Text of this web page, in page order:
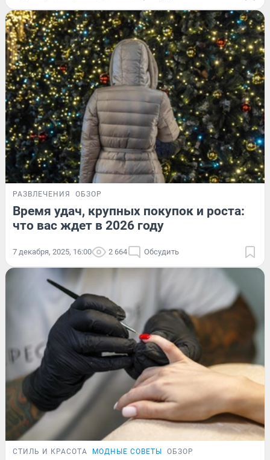
РАЗВЛЕЧЕНИЯ ОБЗОР
Время удач, крупных покупок и роста:
что вас ждет в 2026 году
7 декабря, 2025, 16:00 2 664 Обсудить
СТИЛЬ И КРАСОТА МОДНЫЕ СОВЕТЫ ОБЗОР